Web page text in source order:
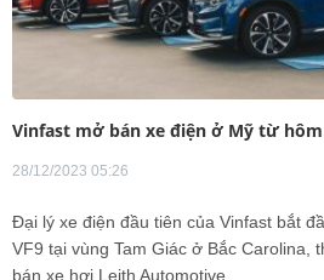
Vinfast mở bán xe điện ở Mỹ từ
28/12/2023 05:26
Đại lý xe điện đầu tiên của Vinfast bắt
VF9 tại vùng Tam Giác ở Bắc Carolina,
bán xe hơi Leith Automotive.